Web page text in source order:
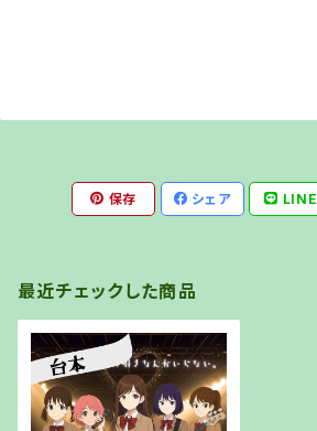
保存 シェア LINE
最近チェックした商品